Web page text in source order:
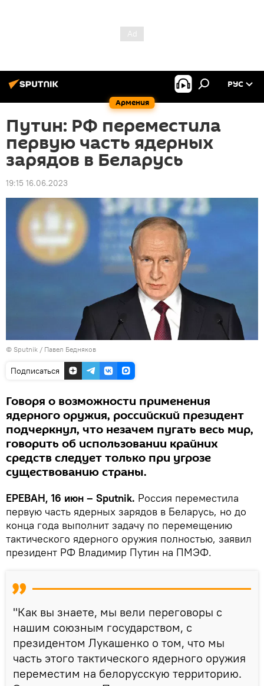
Армения
РУС
Путин: РФ переместила
первую часть ядерных
зарядов в Беларусь
19:15 16.06.2023
© Sputnik / Павел Бедняков
Подписаться
Говоря о возможности применения
ядерного оружия, российский президент
подчеркнул, что незачем пугать весь мир,
говорить об использовании крайних
средств следует только при угрозе
существованию страны.
ЕРЕВАН, 16 июн – Sputnik. Россия переместила
первую часть ядерных зарядов в Беларусь, но до
конца года выполнит задачу по перемещению
тактического ядерного оружия полностью, заявил
президент РФ Владимир Путин на ПМЭФ.
"Как вы знаете, мы вели переговоры с
нашим союзным государством, с
президентом Лукашенко о том, что мы
часть этого тактического ядерного оружия
переместим на белорусскую территорию.